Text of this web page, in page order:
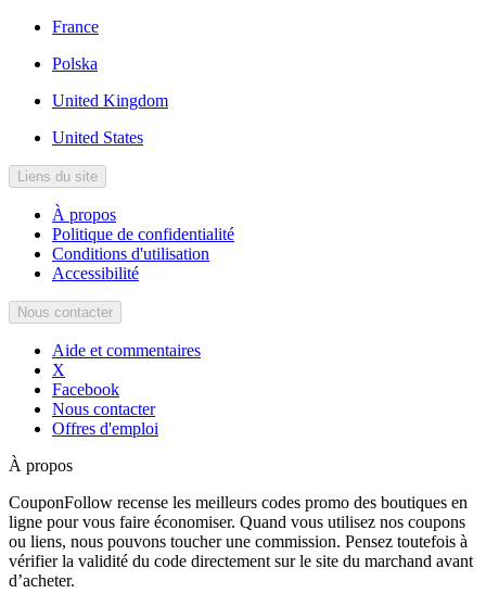
France
Polska
United Kingdom
United States
Liens du site
À propos
Politique de confidentialité
Conditions d'utilisation
Accessibilité
Nous contacter
Aide et commentaires
X
Facebook
Nous contacter
Offres d'emploi
À propos
CouponFollow recense les meilleurs codes promo des boutiques en
ligne pour vous faire économiser. Quand vous utilisez nos coupons
ou liens, nous pouvons toucher une commission. Pensez toutefois à
vérifier la validité du code directement sur le site du marchand avant
d’acheter.